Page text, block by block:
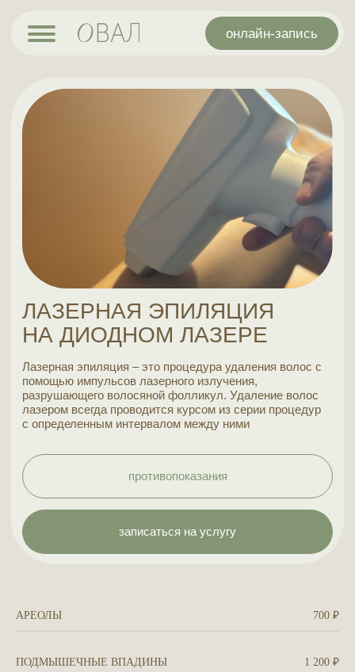
онлайн-запись
ЛАЗЕРНАЯ ЭПИЛЯЦИЯ
НА ДИОДНОМ ЛАЗЕРЕ
противопоказания
записаться на услугу
Лазерная эпиляция – это процедура удаления волос с
помощью импульсов лазерного излучения,
разрушающего волосяной фолликул. Удаление волос
с определенным интервалом между ними
АРЕОЛЫ 700 ₽
ПОДМЫШЕЧНЫЕ ВПАДИНЫ 1 200 ₽